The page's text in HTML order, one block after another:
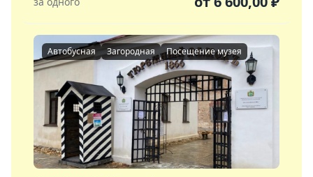
Автобусная Загородная Посещение музея